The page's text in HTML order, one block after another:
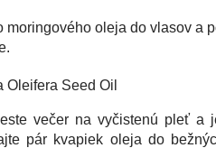
oleja do vlasov a
Oleifera Seed Oil
večer na vyčistenú pleť
pár kvapiek oleja do